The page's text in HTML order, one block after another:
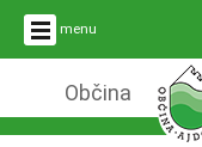
menu
Občina